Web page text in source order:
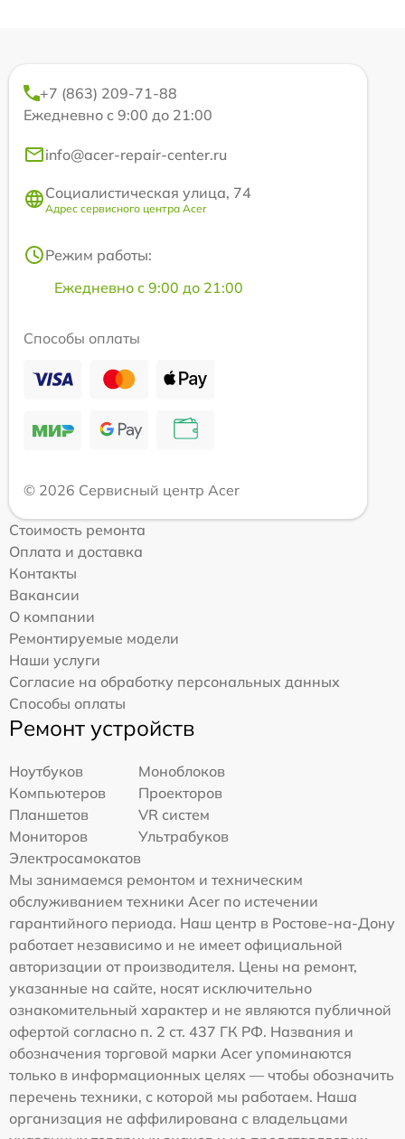
+7 (863) 209-71-88
Ежедневно с 9:00 до 21:00
info@acer-repair-center.ru
Социалистическая улица, 74
Адрес сервисного центра Acer
Режим работы:
Ежедневно с 9:00 до 21:00
Способы оплаты
© 2026 Сервисный центр Acer
Стоимость ремонта
Оплата и доставка
Контакты
Вакансии
О компании
Ремонтируемые модели
Наши услуги
Согласие на обработку персональных данных
Способы оплаты
Ремонт устройств
Ноутбуков
Моноблоков
Компьютеров
Проекторов
Планшетов
VR систем
Мониторов
Ультрабуков
Электросамокатов
Мы занимаемся ремонтом и техническим
обслуживанием техники Acer по истечении
гарантийного периода. Наш центр в Ростове-на-Дону
работает независимо и не имеет официальной
авторизации от производителя. Цены на ремонт,
указанные на сайте, носят исключительно
ознакомительный характер и не являются публичной
офертой согласно п. 2 ст. 437 ГК РФ. Названия и
обозначения торговой марки Acer упоминаются
только в информационных целях — чтобы обозначить
перечень техники, с которой мы работаем. Наша
организация не аффилирована с владельцами